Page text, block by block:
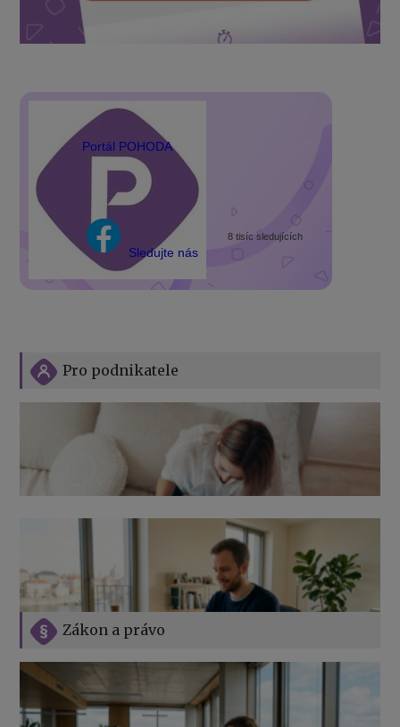
Portál POHODA
Sledujte nás
8 tisíc sledujících
Zákon a právo
Pro podnikatele
Jak na podnikání při rodičovské dovolené